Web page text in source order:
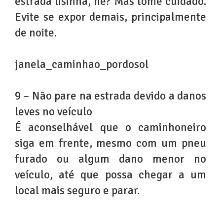
Evite se expor demais, principalmente
de noite.
janela_caminhao_pordosol
9 – Não pare na estrada devido a danos
leves no veículo
É aconselhável que o caminhoneiro
siga em frente, mesmo com um pneu
furado ou algum dano menor no
veículo, até que possa chegar a um
local mais seguro e parar.